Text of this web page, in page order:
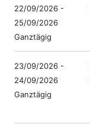
22/09/2026 -
25/09/2026
Ganztägig
23/09/2026 -
24/09/2026
Ganztägig